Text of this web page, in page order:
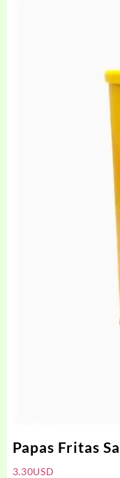
Papas Fritas
3.30USD